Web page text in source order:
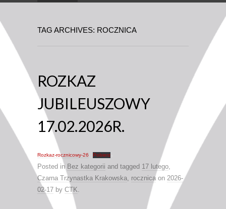
TAG ARCHIVES: ROCZNICA
ROZKAZ
JUBILEUSZOWY
17.02.2026R.
Rozkaz-rocznicowy-26 Pobierz
Posted in Bez kategorii and tagged 17 lutego,
Czarna Trzynastka Krakowska, rocznica on 2026-
02-17 by CTK.